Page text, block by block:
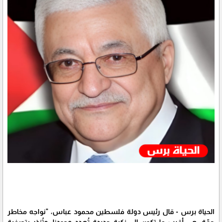
الحياة برس - قال رئيس دولة فلسطين محمود عباس، "نواجه مخاطر